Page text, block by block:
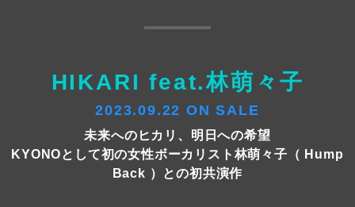
HIKARI feat.林萌々子
2023.09.22 ON SALE
未来へのヒカリ、明日への希望
KYONOとして初の女性ボーカリスト林萌々子（ Hump
Back ）との初共演作